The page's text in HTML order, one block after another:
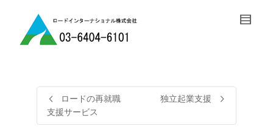
ロードの再就職
支援サービス
独立起業支援